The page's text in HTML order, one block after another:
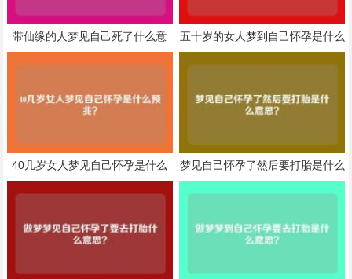
带仙缘的人梦见自己死了什么意
思？
五十岁的女人梦到自己怀孕是什么
意思？
40几岁女人梦见自己怀孕是什么
预兆？
梦见自己怀孕了然后要打胎是什么
意思？